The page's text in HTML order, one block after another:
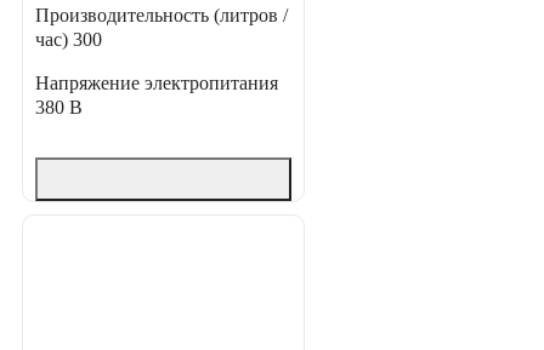
Производительность (литров /
час) 300
Напряжение электропитания
380 В